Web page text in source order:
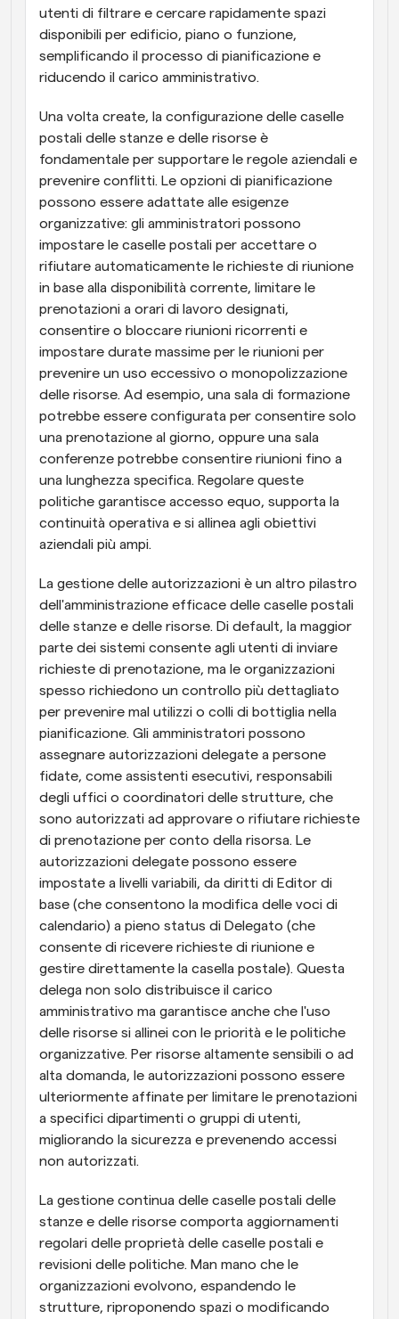
utenti di filtrare e cercare rapidamente spazi
disponibili per edificio, piano o funzione,
semplificando il processo di pianificazione e
riducendo il carico amministrativo.
Una volta create, la configurazione delle caselle
postali delle stanze e delle risorse è
fondamentale per supportare le regole aziendali e
prevenire conflitti. Le opzioni di pianificazione
possono essere adattate alle esigenze
organizzative: gli amministratori possono
impostare le caselle postali per accettare o
rifiutare automaticamente le richieste di riunione
in base alla disponibilità corrente, limitare le
prenotazioni a orari di lavoro designati,
consentire o bloccare riunioni ricorrenti e
impostare durate massime per le riunioni per
prevenire un uso eccessivo o monopolizzazione
delle risorse. Ad esempio, una sala di formazione
potrebbe essere configurata per consentire solo
una prenotazione al giorno, oppure una sala
conferenze potrebbe consentire riunioni fino a
una lunghezza specifica. Regolare queste
politiche garantisce accesso equo, supporta la
continuità operativa e si allinea agli obiettivi
aziendali più ampi.
La gestione delle autorizzazioni è un altro pilastro
dell'amministrazione efficace delle caselle postali
delle stanze e delle risorse. Di default, la maggior
parte dei sistemi consente agli utenti di inviare
richieste di prenotazione, ma le organizzazioni
spesso richiedono un controllo più dettagliato
per prevenire mal utilizzi o colli di bottiglia nella
pianificazione. Gli amministratori possono
assegnare autorizzazioni delegate a persone
fidate, come assistenti esecutivi, responsabili
degli uffici o coordinatori delle strutture, che
sono autorizzati ad approvare o rifiutare richieste
di prenotazione per conto della risorsa. Le
autorizzazioni delegate possono essere
impostate a livelli variabili, da diritti di Editor di
base (che consentono la modifica delle voci di
calendario) a pieno status di Delegato (che
consente di ricevere richieste di riunione e
gestire direttamente la casella postale). Questa
delega non solo distribuisce il carico
amministrativo ma garantisce anche che l'uso
delle risorse si allinei con le priorità e le politiche
organizzative. Per risorse altamente sensibili o ad
alta domanda, le autorizzazioni possono essere
ulteriormente affinate per limitare le prenotazioni
a specifici dipartimenti o gruppi di utenti,
migliorando la sicurezza e prevenendo accessi
non autorizzati.
La gestione continua delle caselle postali delle
stanze e delle risorse comporta aggiornamenti
regolari delle proprietà delle caselle postali e
revisioni delle politiche. Man mano che le
organizzazioni evolvono, espandendo le
strutture, riproponendo spazi o modificando